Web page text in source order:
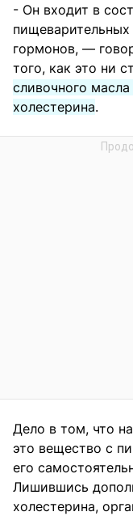
- Он входит в
гормонов, —
того, как это ни
сливочного
холестерина.
Дело в том, что
это вещество с
его
Лишившись
холестерина,